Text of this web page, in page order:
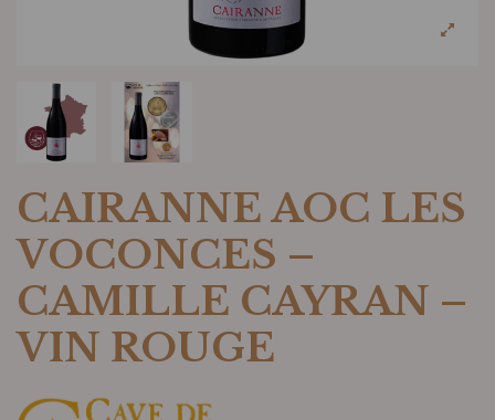
CAIRANNE AOC LES
VOCONCES –
CAMILLE CAYRAN –
VIN ROUGE